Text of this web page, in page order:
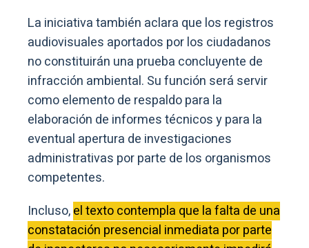
La iniciativa también aclara que los registros
audiovisuales aportados por los ciudadanos
no constituirán una prueba concluyente de
infracción ambiental. Su función será servir
como elemento de respaldo para la
elaboración de informes técnicos y para la
eventual apertura de investigaciones
administrativas por parte de los organismos
competentes.
Incluso,el texto contempla que la falta de una
constatación presencial inmediata por parte